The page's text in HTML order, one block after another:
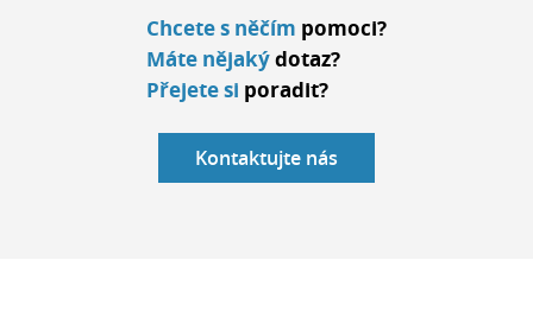
Chcete s něčím pomoci?
Máte nějakýdotaz?
Přejete si poradit?
Kontaktujte nás